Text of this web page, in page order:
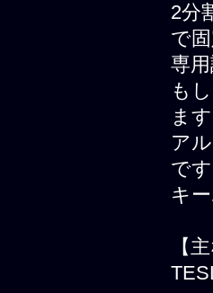
2分
で
専
も
ます
ア
です
キ
【